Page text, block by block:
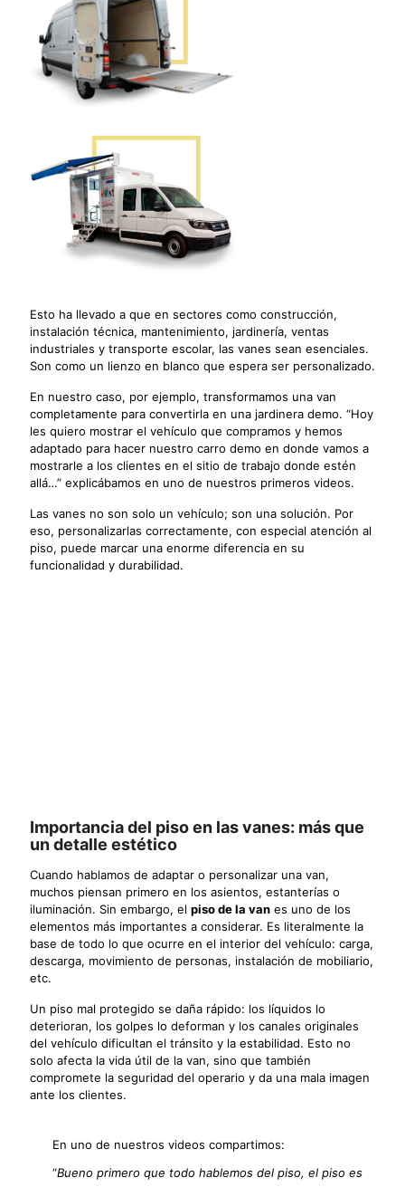
Esto ha llevado a que en sectores como construcción,
instalación técnica, mantenimiento, jardinería, ventas
industriales y transporte escolar, las vanes sean esenciales.
Son como un lienzo en blanco que espera ser personalizado.
En nuestro caso, por ejemplo, transformamos una van
completamente para convertirla en una jardinera demo. “Hoy
les quiero mostrar el vehículo que compramos y hemos
adaptado para hacer nuestro carro demo en donde vamos a
mostrarle a los clientes en el sitio de trabajo donde estén
allá…” explicábamos en uno de nuestros primeros videos.
Las vanes no son solo un vehículo; son una solución. Por
eso, personalizarlas correctamente, con especial atención al
piso, puede marcar una enorme diferencia en su
funcionalidad y durabilidad.
Importancia del piso en las vanes: más que
un detalle estético
Cuando hablamos de adaptar o personalizar una van,
muchos piensan primero en los asientos, estanterías o
iluminación. Sin embargo, el piso de la van es uno de los
elementos más importantes a considerar. Es literalmente la
base de todo lo que ocurre en el interior del vehículo: carga,
descarga, movimiento de personas, instalación de mobiliario,
etc.
Un piso mal protegido se daña rápido: los líquidos lo
deterioran, los golpes lo deforman y los canales originales
del vehículo dificultan el tránsito y la estabilidad. Esto no
solo afecta la vida útil de la van, sino que también
compromete la seguridad del operario y da una mala imagen
ante los clientes.
En uno de nuestros videos compartimos:
“Bueno primero que todo hablemos del piso, el piso es